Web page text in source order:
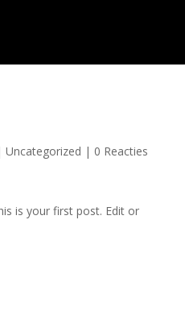
Uncategorized | 0 Reacties
is your first post. Edit or